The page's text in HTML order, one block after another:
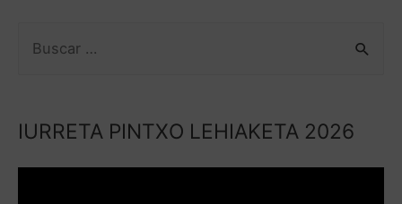
IURRETA PINTXO LEHIAKETA 2026